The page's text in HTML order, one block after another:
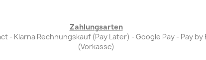
Zahlungsarten
- Klarna Rechnungskauf (Pay Later) - Google Pay - Pay
(Vorkasse)